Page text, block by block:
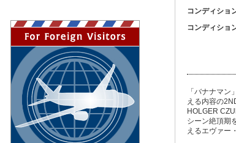
コンディショ
コンディショ
「バナナマ
える内容の
HOLGER
シーン絶頂期
えるエヴァー